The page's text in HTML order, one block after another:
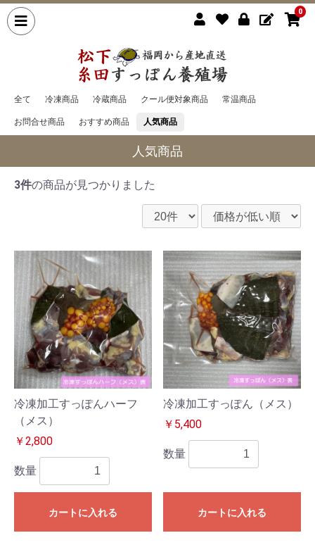
0
全て 冷凍商品 冷蔵商品 クール便対象商品 常温商品
お問合せ商品 おすすめ商品 人気商品
人気商品
3件の商品が見つかりました
冷凍加工すっぽんハーフ
（メス）
￥2,800
数量
カートに入れる
冷凍加工すっぽん（メス）
￥5,400
数量
カートに入れる